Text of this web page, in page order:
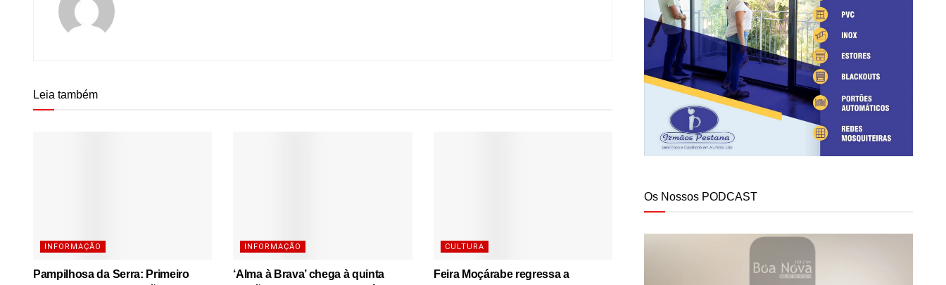
Leia também
INFORMAÇÃO
Pampilhosa da Serra: Primeiro
INFORMAÇÃO
‘Alma à Brava’ chega à quinta
CULTURA
Feira Moçárabe regressa a
Os Nossos PODCAST